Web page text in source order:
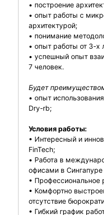
• построение
• опыт работы с
архитектурой;
• понимание
• опыт работы от 3-х
• успешный опыт
7 человек.
Будет
• опыт
Dry-rb;
Условия работы:
• Интересный и
FinTech;
• Работа в
офисами в
• Профессиональное
• Комфортно
отсутствие
• Гибкий график